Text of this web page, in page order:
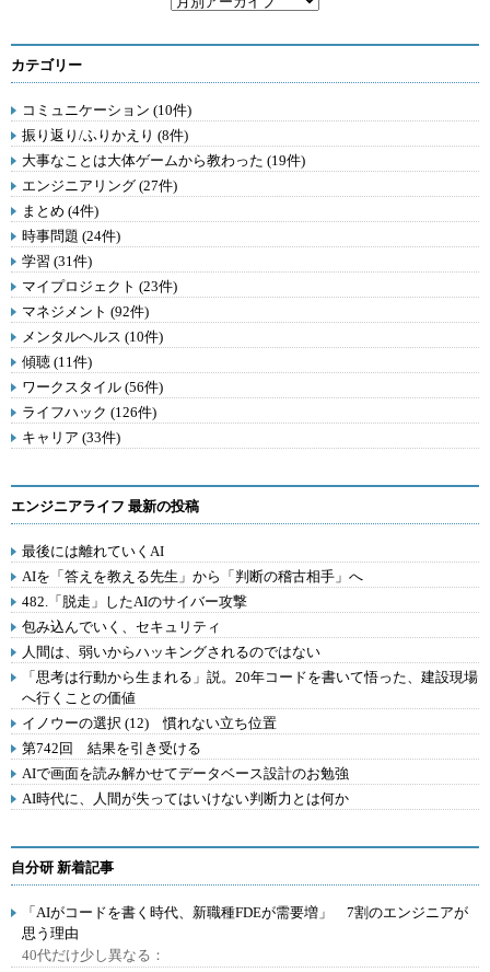
カテゴリー
コミュニケーション (10件)
振り返り/ふりかえり (8件)
大事なことは大体ゲームから教わった (19件)
エンジニアリング (27件)
まとめ (4件)
時事問題 (24件)
学習 (31件)
マイプロジェクト (23件)
マネジメント (92件)
メンタルヘルス (10件)
傾聴 (11件)
ワークスタイル (56件)
ライフハック (126件)
キャリア (33件)
エンジニアライフ 最新の投稿
最後には離れていくAI
AIを「答えを教える先生」から「判断の稽古相手」へ
482.「脱走」したAIのサイバー攻撃
包み込んでいく、セキュリティ
人間は、弱いからハッキングされるのではない
「思考は行動から生まれる」説。20年コードを書いて悟った、建設現場
へ行くことの価値
イノウーの選択 (12) 慣れない立ち位置
第742回 結果を引き受ける
AIで画面を読み解かせてデータベース設計のお勉強
AI時代に、人間が失ってはいけない判断力とは何か
自分研 新着記事
「AIがコードを書く時代、新職種FDEが需要増」 7割のエンジニアが
思う理由
40代だけ少し異なる：